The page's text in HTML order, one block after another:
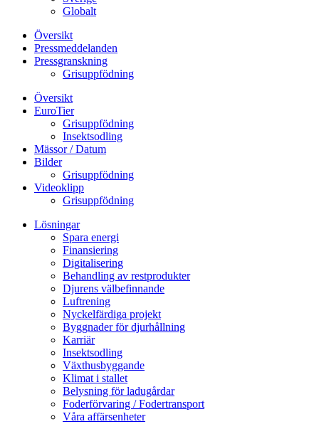
Globalt
Översikt
Pressmeddelanden
Pressgranskning
Grisuppfödning
Översikt
EuroTier
Grisuppfödning
Insektsodling
Mässor / Datum
Bilder
Grisuppfödning
Videoklipp
Grisuppfödning
Lösningar
Spara energi
Finansiering
Digitalisering
Behandling av restprodukter
Djurens välbefinnande
Luftrening
Nyckelfärdiga projekt
Byggnader för djurhållning
Karriär
Insektsodling
Växthusbyggande
Klimat i stallet
Belysning för ladugårdar
Foderförvaring / Fodertransport
Våra affärsenheter